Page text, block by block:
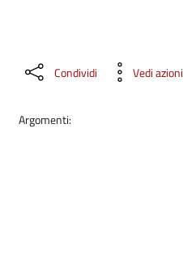
Condividi Vedi azioni
Argomenti: